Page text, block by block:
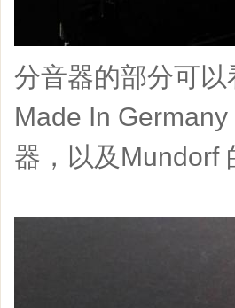
分音器的部分可
Made In
器，以及Mundorf